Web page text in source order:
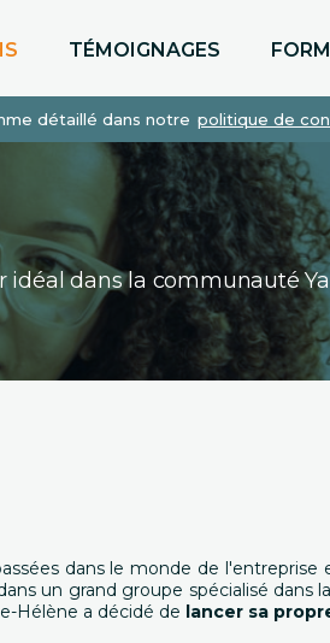
détaillé dans notre politique de
TÉMOIGNAGES
idéal dans la communauté
dans le monde de l'entreprise
un grand groupe spécialisé dans
Hélène a décidé de lancer sa